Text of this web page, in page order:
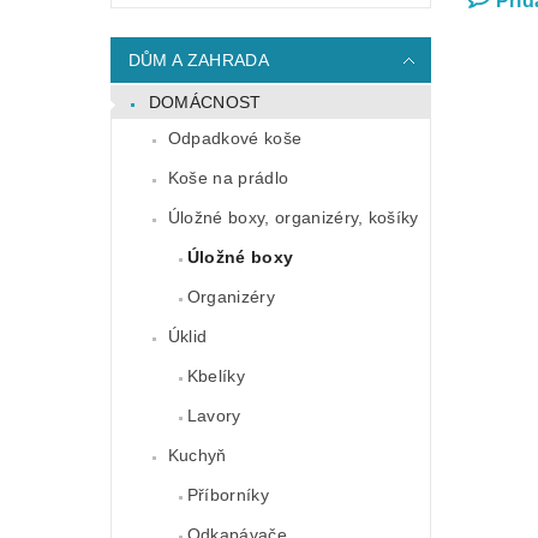
DŮM A ZAHRADA
DOMÁCNOST
Odpadkové koše
Koše na prádlo
Úložné boxy, organizéry, košíky
Úložné boxy
Organizéry
Úklid
Kbelíky
Lavory
Kuchyň
Příborníky